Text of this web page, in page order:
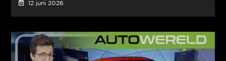
12 juni 2026